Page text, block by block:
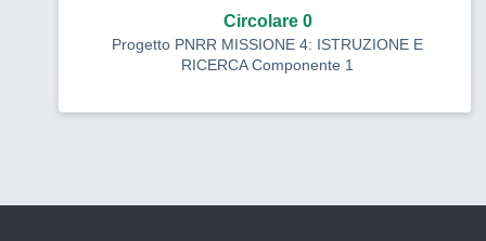
Circolare 0
Progetto PNRR MISSIONE 4: ISTRUZIONE E
RICERCA Componente 1